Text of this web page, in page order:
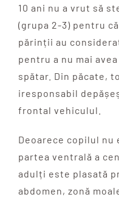
10 ani nu a vrut să
(grupa 2-3) pentru
părinții au
pentru a nu mai
spătar. Din păcate,
iresponsabil
frontal vehiculul.
Deoarece copilul
partea ventrală a
adulți este plasată
abdomen, zonă